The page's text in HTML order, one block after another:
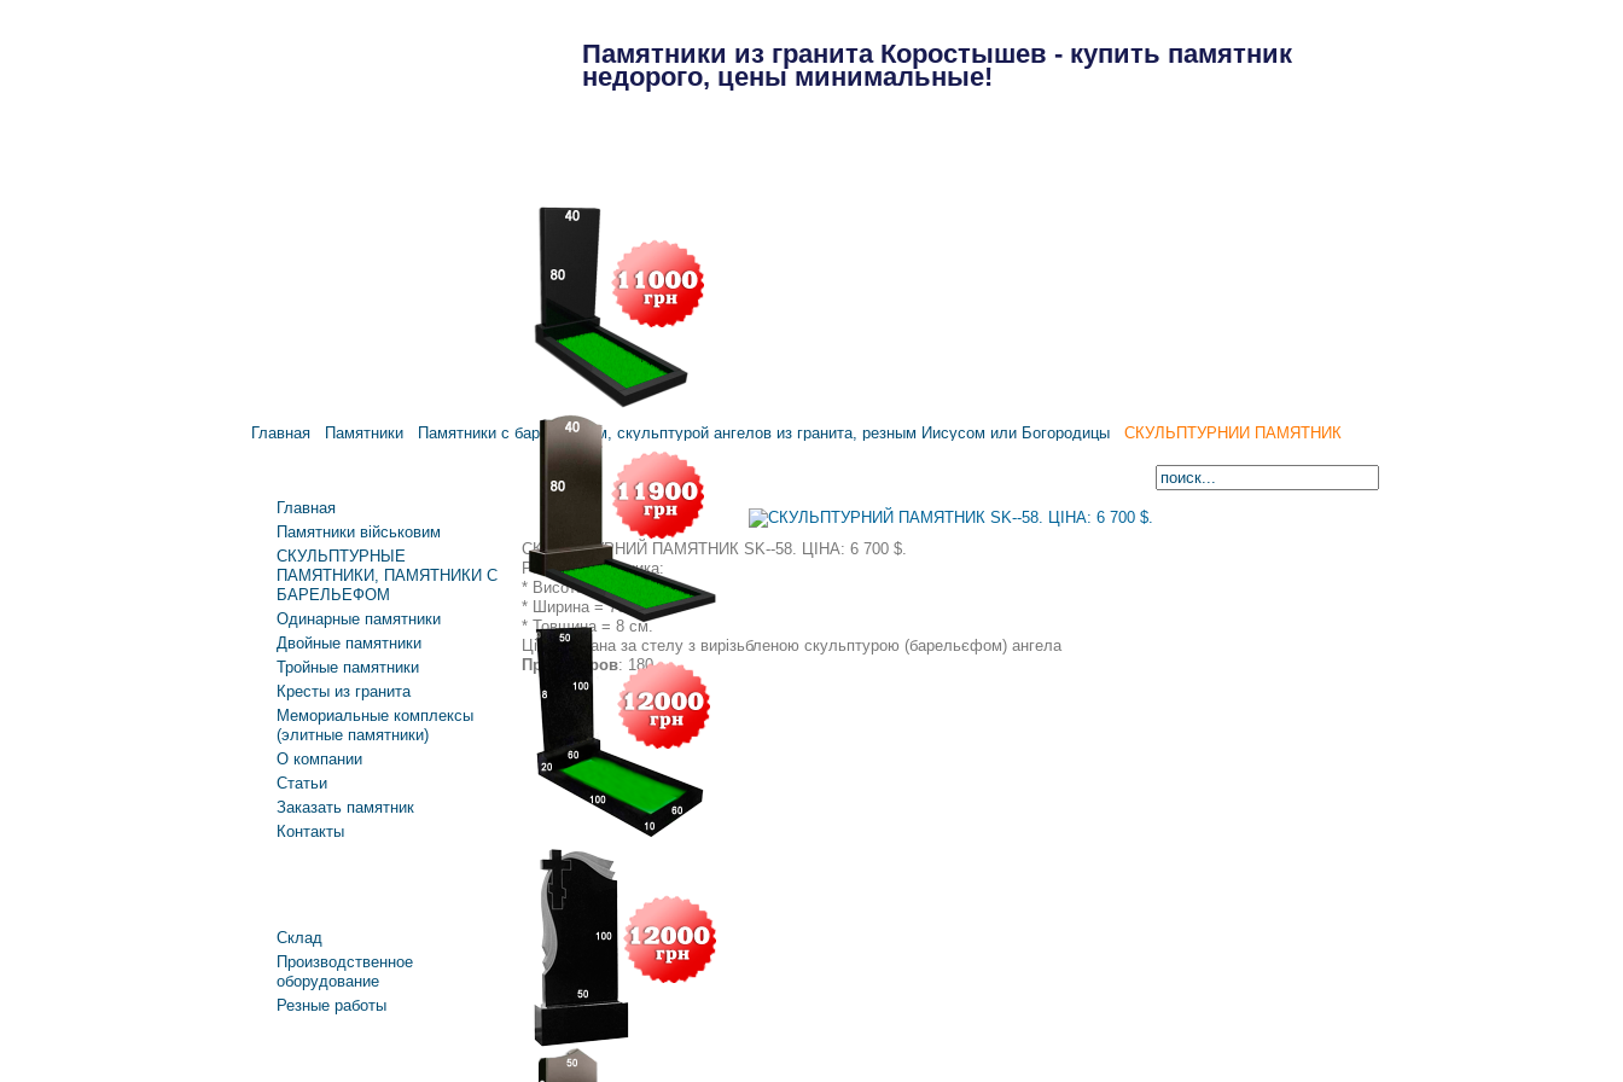
Памятники из гранита Коростышев - купить памятник
недорого, цены минимальные!
Главная Памятники Памятники с барельефом, скульптурой ангелов из гранита, резным Иисусом или Богородицы
СКУЛЬПТУРНИЙ ПАМЯТНИК
Главная
Памятники військовим
СКУЛЬПТУРНЫЕ
ПАМЯТНИКИ, ПАМЯТНИКИ С
БАРЕЛЬЕФОМ
Одинарные памятники
Двойные памятники
Тройные памятники
Кресты из гранита
Мемориальные комплексы
(элитные памятники)
О компании
Статьи
Заказать памятник
Контакты
Склад
Производственное
оборудование
Резные работы
СКУЛЬПТУРНИЙ ПАМЯТНИК SK--58. ЦІНА: 6 700 $.
Розміри памятника:
* Висота = 140 см.
* Ширина = 70 см.
* Товщина = 8 см.
Ціна вказана за стелу з вирізьбленою скульптурою (барельєфом) ангела
Просмотров: 180